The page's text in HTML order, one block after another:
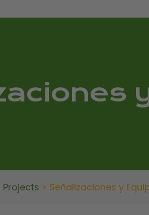
Projects > Señalizaciones y